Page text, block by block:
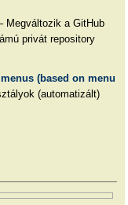
Megváltozik a GitHub
privát repository
(based on menu
(automatizált)